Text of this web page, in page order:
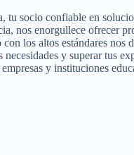
tu socio confiable en
nos enorgullece ofrecer
los altos estándares nos
necesidades y superar tus
y instituciones